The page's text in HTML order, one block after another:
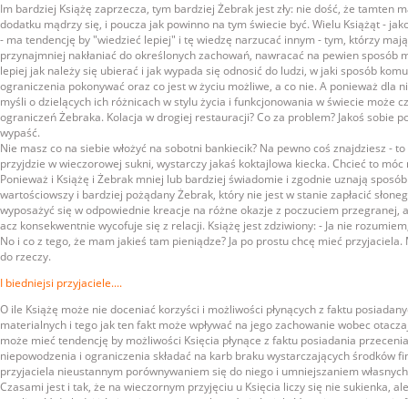
Im bardziej Książę zaprzecza, tym bardziej Żebrak jest zły: nie dość, że tamten
dodatku mądrzy się, i poucza jak powinno na tym świecie być. Wielu Książąt -
- ma tendencję by "wiedzieć lepiej" i tę wiedzę narzucać innym - tym, którzy
przynajmniej nakłaniać do określonych zachowań, nawracać na pewien sposób
lepiej jak należy się ubierać i jak wypada się odnosić do ludzi, w jaki sposób
ograniczenia pokonywać oraz co jest w życiu możliwe, a co nie. A ponieważ dla
myśli o dzielących ich różnicach w stylu życia i funkcjonowania w świecie może
ograniczeń Żebraka. Kolacja w drogiej restauracji? Co za problem? Jakoś sobie
wypaść.
Nie masz co na siebie włożyć na sobotni bankiecik? Na pewno coś znajdziesz -
przyjdzie w wieczorowej sukni, wystarczy jakaś koktajlowa kiecka. Chcieć to móc
Ponieważ i Książę i Żebrak mniej lub bardziej świadomie i zgodnie uznają
wartościowszy i bardziej pożądany Żebrak, który nie jest w stanie zapłacić
wyposażyć się w odpowiednie kreacje na różne okazje z poczuciem przegranej,
acz konsekwentnie wycofuje się z relacji. Książę jest zdziwiony: - Ja nie
No i co z tego, że mam jakieś tam pieniądze? Ja po prostu chcę mieć
do rzeczy.
I biedniejsi przyjaciele....
O ile Książę może nie doceniać korzyści i możliwości płynących z faktu
materialnych i tego jak ten fakt może wpływać na jego zachowanie wobec
może mieć tendencję by możliwości Księcia płynące z faktu posiadania
niepowodzenia i ograniczenia składać na karb braku wystarczających środków
przyjaciela nieustannym porównywaniem się do niego i umniejszaniem
Czasami jest i tak, że na wieczornym przyjęciu u Księcia liczy się nie sukienka,